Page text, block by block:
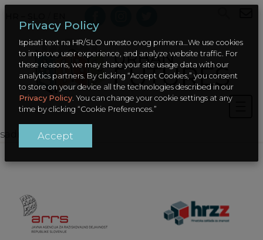
sadrzaj
Privacy Policy
Ispisati text na HR/SLO umesto ovog primera…We use cookies
to improve user experience, and analyze website traffic. For
these reasons, we may share your site usage data with our
analytics partners. By clicking “Accept Cookies,” you consent
to store on your device all the technologies described in our
Privacy Policy. You can change your cookie settings at any
time by clicking “Cookie Preferences.”
Accept